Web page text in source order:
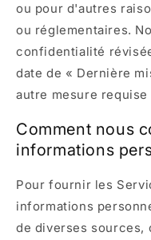
ou pour d'autres
ou réglementaires.
confidentialité
date de « Dernière
autre mesure
Comment nous
informations
Pour fournir les
informations
de diverses sources,